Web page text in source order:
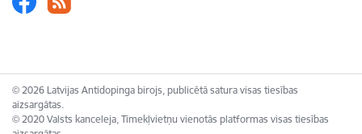
© 2026 Latvijas Antidopinga birojs, publicētā satura visas tiesības
aizsargātas.
© 2020 Valsts kanceleja, Tīmekļvietņu vienotās platformas visas tiesības